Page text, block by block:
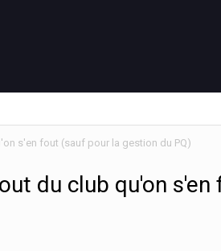
s'en fout (sauf pour la gestion du PQ)
du club qu'on